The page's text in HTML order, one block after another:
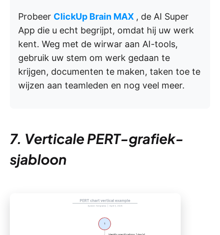
Probeer ClickUp Brain MAX , de AI Super
App die u echt begrijpt, omdat hij uw werk
kent. Weg met de wirwar aan AI-tools,
gebruik uw stem om werk gedaan te
krijgen, documenten te maken, taken toe te
wijzen aan teamleden en nog veel meer.
7. Verticale PERT-grafiek-
sjabloon